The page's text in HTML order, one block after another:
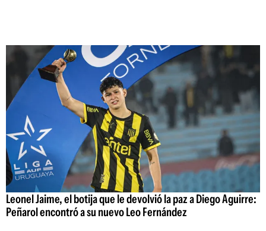
Leonel Jaime, el botija que le devolvió la paz a Diego Aguirre:
Peñarol encontró a su nuevo Leo Fernández